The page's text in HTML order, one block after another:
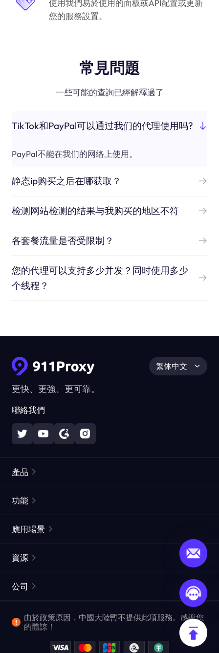
使用我們易於使用的面板或API配置或更新
您的服務設置。
常見問題
一些可能的查詢已經解釋過了
TikTok和PayPal可以通过我们的代理使用吗?
PayPal不能在我们的网络上使用。
静态ip购买之后在哪获取？
检测网站检测的结果与我购买的地区不符
各套餐流量是否受限制？
您的代理可以支持多少并发？同时使用多少
个线程？
更快、更強、更可靠。
聯絡我們
繁体中文
產品
靜態住宅代理
網頁擷取 API
視頻下載 API
功能
ISP代理
ProxySite
應用場景
市場研究
爬行和索引
查看所有使用案例
資源
常見問題解答
位置
公司
企業服務
反洗錢合規計劃
由於政策原因，中國大陸暫不提供此項服務。感謝您
的體諒！